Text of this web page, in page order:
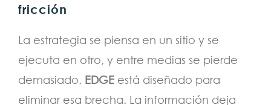
fricción
La estrategia se piensa en un sitio y se
ejecuta en otro, y entre medias se pierde
demasiado. EDGE está diseñado para
eliminar esa brecha. La información deja